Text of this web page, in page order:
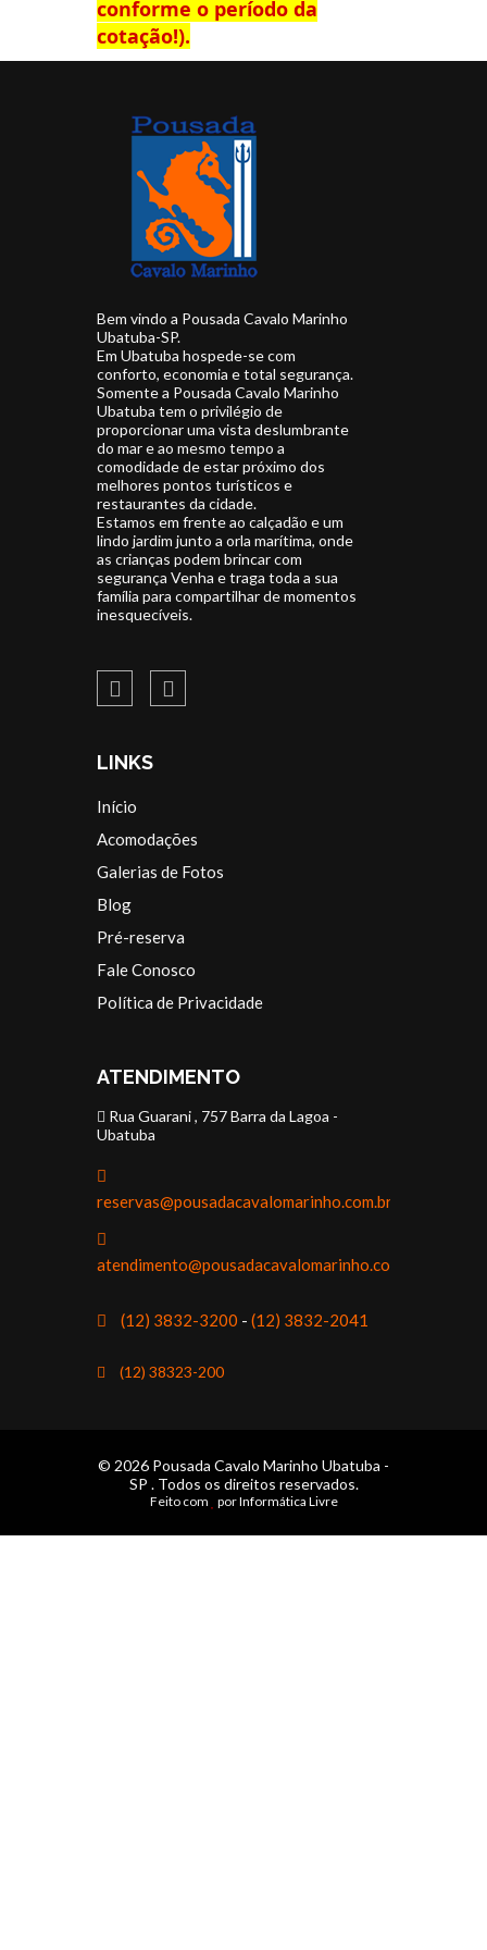
conforme o período da
cotação!).
Bem vindo a Pousada Cavalo Marinho
Ubatuba-SP.
Em Ubatuba hospede-se com
conforto, economia e total segurança.
Somente a Pousada Cavalo Marinho
Ubatuba tem o privilégio de
proporcionar uma vista deslumbrante
do mar e ao mesmo tempo a
comodidade de estar próximo dos
melhores pontos turísticos e
restaurantes da cidade.
Estamos em frente ao calçadão e um
lindo jardim junto a orla marítima, onde
as crianças podem brincar com
segurança Venha e traga toda a sua
família para compartilhar de momentos
inesquecíveis.
LINKS
Início
Acomodações
Galerias de Fotos
Blog
Pré-reserva
Fale Conosco
Política de Privacidade
ATENDIMENTO
Rua Guarani , 757 Barra da Lagoa -
Ubatuba
reservas@pousadacavalomarinho.com.br
atendimento@pousadacavalomarinho.com.br
(12) 3832-3200 - (12) 3832-2041
(12) 38323-200
© 2026 Pousada Cavalo Marinho Ubatuba -
SP . Todos os direitos reservados.
Feito com porInformática Livre